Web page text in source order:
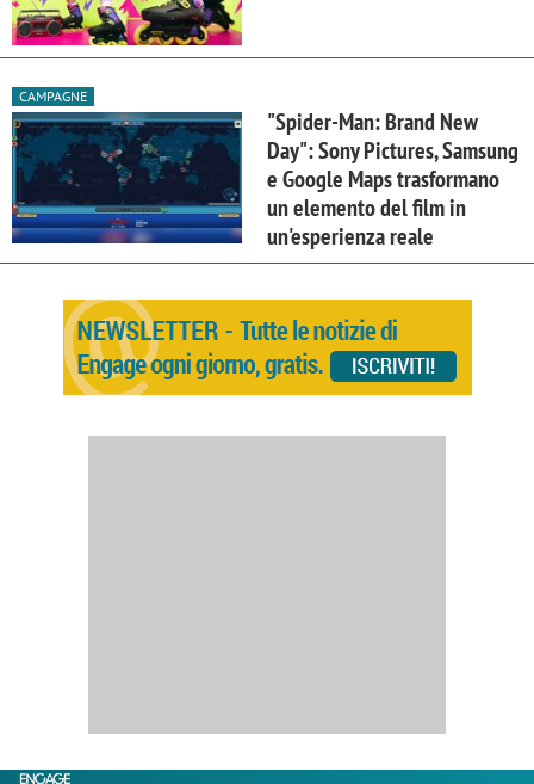
CAMPAGNE
"Spider-Man: Brand New
Day": Sony Pictures, Samsung
e Google Maps trasformano
un elemento del film in
un'esperienza reale